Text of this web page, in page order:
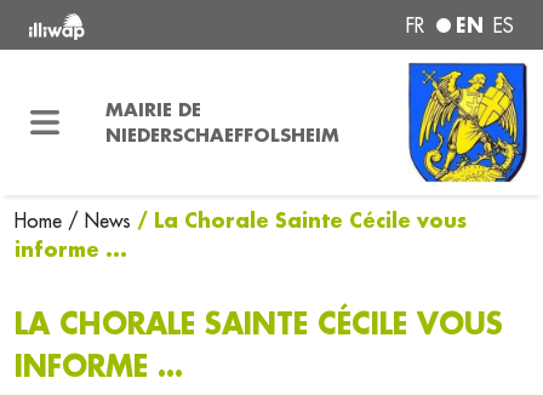
FR EN ES
MAIRIE DE
NIEDERSCHAEFFOLSHEIM
Home / News / La Chorale Sainte Cécile vous
informe ...
LA CHORALE SAINTE CÉCILE VOUS
INFORME ...